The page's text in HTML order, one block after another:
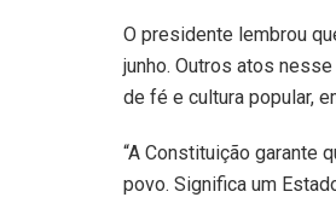
O presidente lembrou
junho. Outros atos
de fé e cultura popular,
“A Constituição garante
povo. Significa um